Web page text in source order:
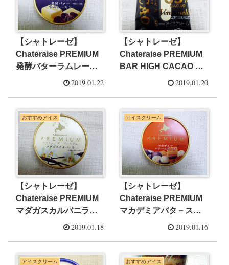
【シャトレーゼ】
Chateraise PREMIUM
発酵バターラムレーズ
ン シャトレーゼプレミ
ー】
2019.01.22
【シャトレーゼ】
Chateraise PREMIUM
BAR HIGH CACAO シ
ャトレーゼプレミアム
イス レビュー】
2019.01.20
おすすめアイス
【シャトレーゼ】
Chateraise PREMIUM
マダガスカルバニラ
【専門店 コンビニ スー
2019.01.18
アイスクリーム
【シャトレーゼ】
Chateraise PREMIUM
マカデミアバタ－スカ
ッチ【専門店 コンビニ
2019.01.16
アイスクリーム おすすめアイス